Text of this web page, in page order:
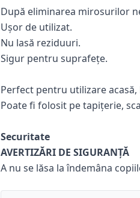
După eliminarea mirosurilor
Ușor de utilizat.
Nu lasă reziduuri.
Sigur pentru suprafețe.
Perfect pentru utilizare
Poate fi folosit pe tapițerie,
Securitate
AVERTIZĂRI DE SIGURANȚĂ
A nu se lăsa la îndemâna